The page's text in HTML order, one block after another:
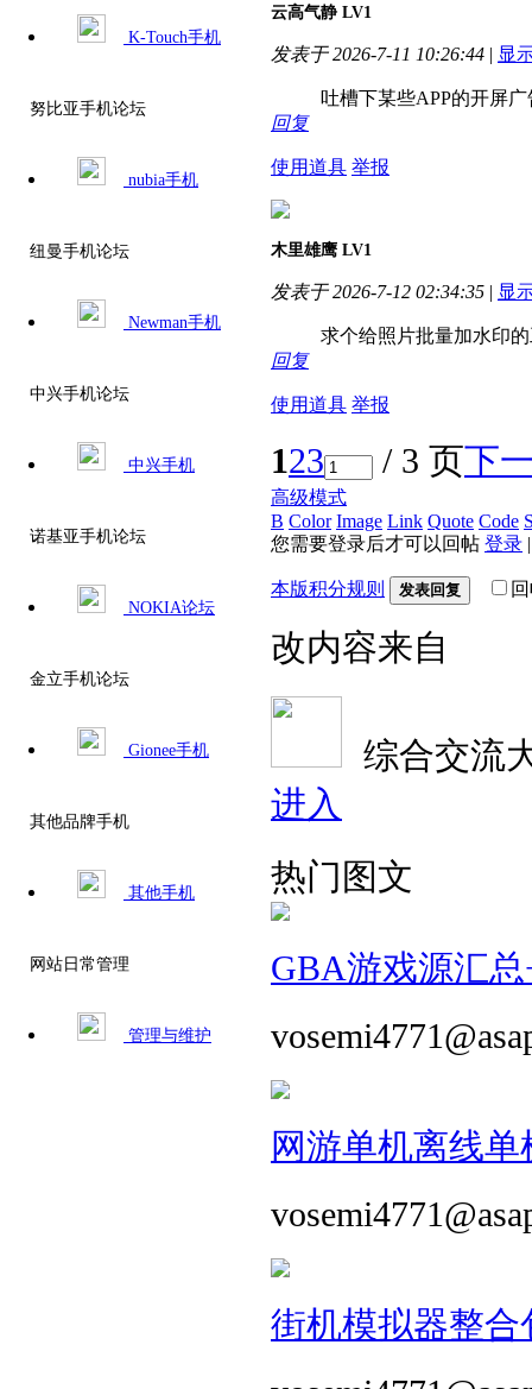
K-Touch手机
努比亚手机论坛
nubia手机
纽曼手机论坛
Newman手机
中兴手机论坛
中兴手机
诺基亚手机论坛
NOKIA论坛
金立手机论坛
Gionee手机
其他品牌手机
其他手机
网站日常管理
管理与维护
云高气静 LV1
发表于 2026-7-11 10:26:44 | 显
吐槽下某些APP的开屏
回复
使用道具 举报
木里雄鹰 LV1
发表于 2026-7-12 02:34:35 | 显
求个给照片批量加水印
回复
使用道具 举报
123 / 3 页下
高级模式
B Color Image Link Quote Code
您需要登录后才可以回帖 登录
本版积分规则 发表回复
改内容来自
综合交流
进入
热门图文
GBA游戏源汇
网游单机离线
街机模拟器整合